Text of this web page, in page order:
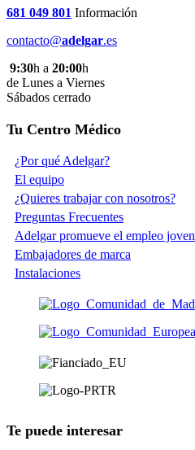
681 049 801 Información
contacto@adelgar.es
9:30h a 20:00h
de Lunes a Viernes
Sábados cerrado
Tu Centro Médico
¿Por qué Adelgar?
El equipo
¿Quieres trabajar con nosotros?
Preguntas Frecuentes
Adelgar promueve el empleo joven
Embajadores de marca
Instalaciones
Te puede interesar